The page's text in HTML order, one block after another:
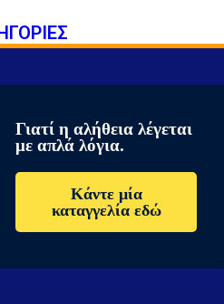
Γιατί η αλήθεια λέγεται
με απλά λόγια.
Κάντε μία
καταγγελία εδώ